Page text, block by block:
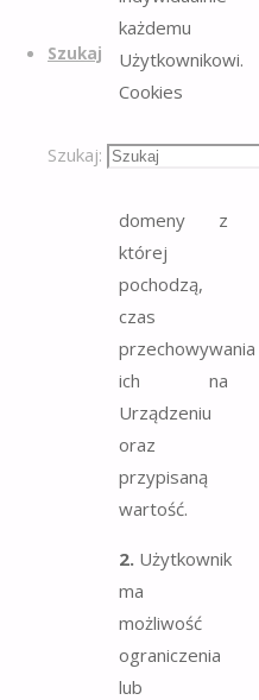
Szukaj
Szukaj:
każdemu
Użytkownikowi.
Cookies
zawierają
domeny z
której
pochodzą,
czas
przechowywania
ich na
Urządzeniu
oraz
przypisaną
wartość.
2. Użytkownik
ma
możliwość
ograniczenia
lub